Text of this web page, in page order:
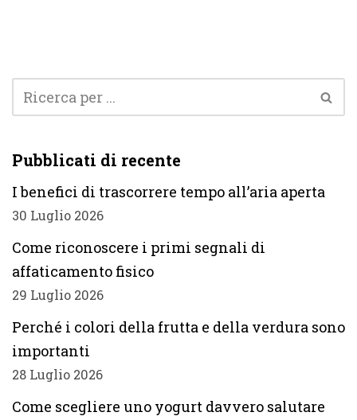
Pubblicati di recente
I benefici di trascorrere tempo all’aria aperta
30 Luglio 2026
Come riconoscere i primi segnali di
affaticamento fisico
29 Luglio 2026
Perché i colori della frutta e della verdura sono
importanti
28 Luglio 2026
Come scegliere uno yogurt davvero salutare